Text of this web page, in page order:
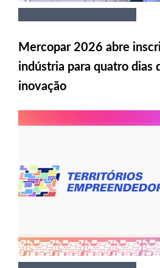
Mercopar 2026 abre
indústria para quatro dias
inovação